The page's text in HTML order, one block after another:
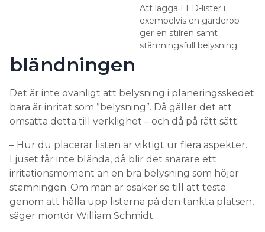
Att lägga LED-lister i
exempelvis en garderob
ger en stilren samt
stämningsfull belysning.
bländningen
Det är inte ovanligt att belysning i planeringsskedet
bara är inritat som ”belysning”. Då gäller det att
omsätta detta till verklighet – och då på rätt sätt.
– Hur du placerar listen är viktigt ur flera aspekter.
Ljuset får inte blända, då blir det snarare ett
irritationsmoment än en bra belysning som höjer
stämningen. Om man är osäker se till att testa
genom att hålla upp listerna på den tänkta platsen,
säger montör William Schmidt.